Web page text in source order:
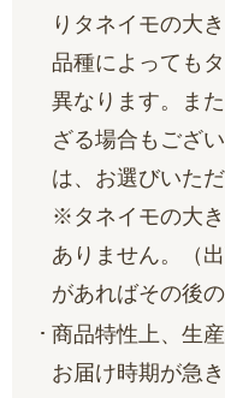
りタネイモの大
品種によっても
異なります。ま
ざる場合もござ
は、お選びいただ
※タネイモの大
ありません。（
があればその後
商品特性上、生
お届け時期が急